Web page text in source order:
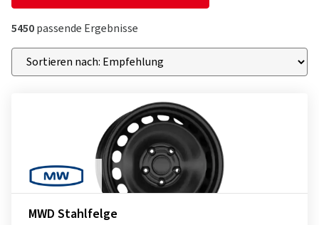
5450passende Ergebnisse
MWD Stahlfelge